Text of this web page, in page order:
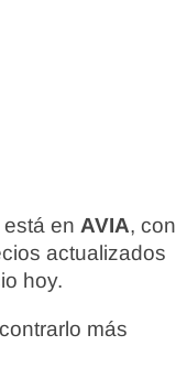
en AVIA, con
actualizados
hoy.
más